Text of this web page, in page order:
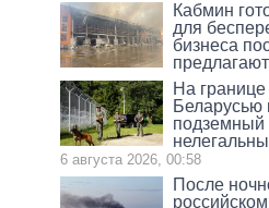
Кабмин
для
бизнеса
предлагают
На
Беларусью
подземный
6 августа 2026, 00:58
После